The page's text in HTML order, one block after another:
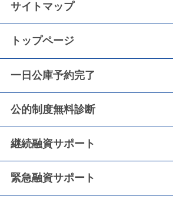
2016.08.05 エムエフ 朝香 雄太
2016.08.05 株式会社 このみ工
2016.08.05
2016.08.05 有限会社 サテライ
様
サイトマップ
トップページ
一日公庫予約完了
公的制度無料診断
継続融資サポート
緊急融資サポート